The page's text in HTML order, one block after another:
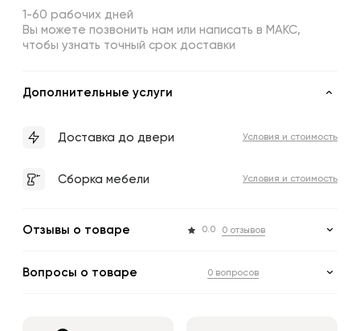
1-60 рабочих дней
Вы можете позвонить нам или написать в МАКС,
чтобы узнать точный срок доставки
Дополнительные услуги
Доставка до двери Условия и стоимость
Сборка мебели Условия и стоимость
Отзывы о товаре 0.0 0 отзывов
Вопросы о товаре 0 вопросов